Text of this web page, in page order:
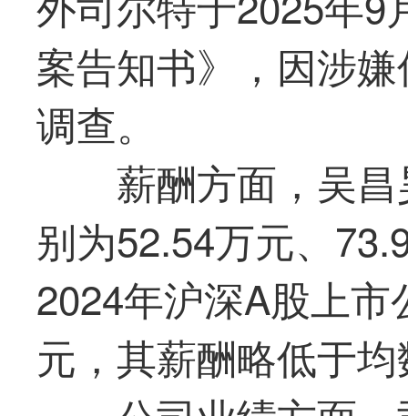
案告知书》，因涉
调查。
薪酬方面，吴
别为52.54万元、
2024年沪深A股上
元，其薪酬略低于